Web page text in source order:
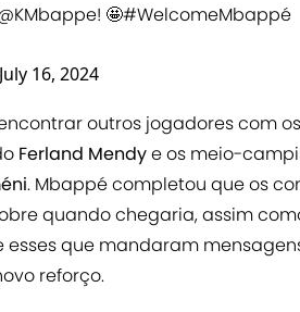
! 🤩#WelcomeMbappé
July 16, 2024
outros jogadores com
Ferland Mendye os meio-
. Mbappé completou que os
quando chegaria, assim
que mandaram
reforço.